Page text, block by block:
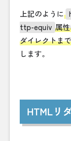
上記のように
ttp-equiv 属
ダイレクトま
します。
HTMLリ